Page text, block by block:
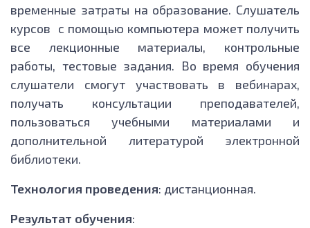
временные затраты на образование. Слушатель
курсов с помощью компьютера может получить
все лекционные материалы, контрольные
работы, тестовые задания. Во время обучения
слушатели смогут участвовать в вебинарах,
получать консультации преподавателей,
пользоваться учебными материалами и
дополнительной литературой электронной
библиотеки.
Технология проведения: дистанционная.
Результат обучения: